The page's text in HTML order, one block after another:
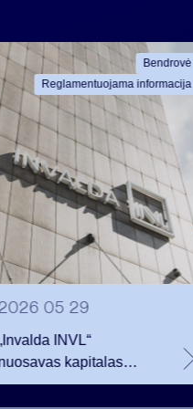
Bendrovė
Reglamentuojama informacija
05 29
INVL“
kapitalas
ketvirčio
siekė 256,3